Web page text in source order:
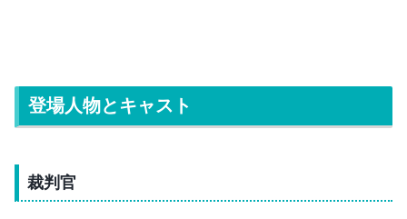
登場人物とキャスト
裁判官